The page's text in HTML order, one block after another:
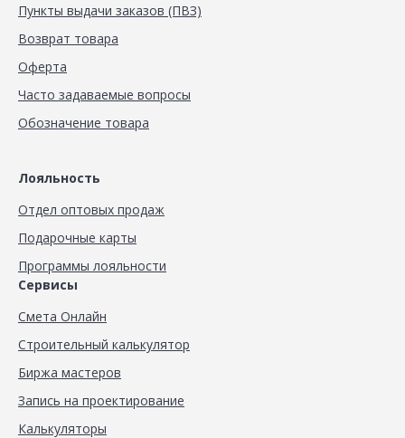
Пункты выдачи заказов (ПВЗ)
Возврат товара
Оферта
Часто задаваемые вопросы
Обозначение товара
Лояльность
Отдел оптовых продаж
Подарочные карты
Программы лояльности
Сервисы
Смета Онлайн
Строительный калькулятор
Биржа мастеров
Запись на проектирование
Калькуляторы